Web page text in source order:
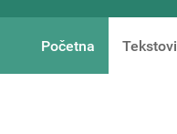
Početna Tekstovi